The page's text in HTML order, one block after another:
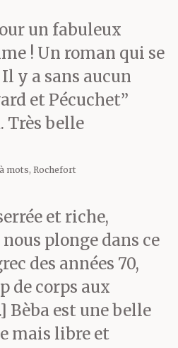
le pas
dans le
fer était à
pour
se trouvait
avec son
un bureau
une
un fabuleux
! Un roman qui se
y a sans aucun
et Pécuchet”
Très belle
mots, Rochefort
et riche,
plonge dans ce
des années 70,
de corps aux
Bèba est une belle
mais libre et